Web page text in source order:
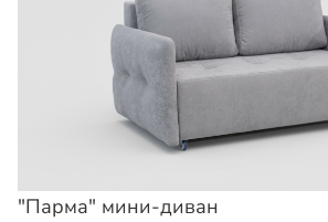
"Парма" мини-диван